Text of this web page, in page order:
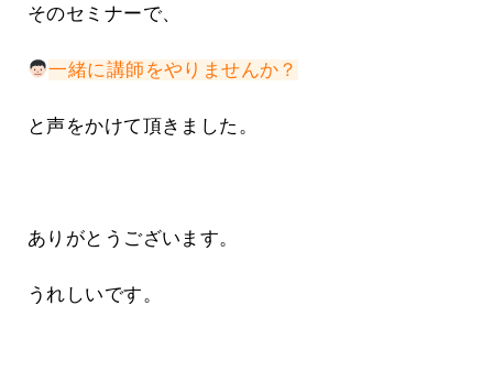
そのセミナーで、
一緒に講師をやりませんか？
と声をかけて頂きました。
ありがとうございます。
うれしいです。